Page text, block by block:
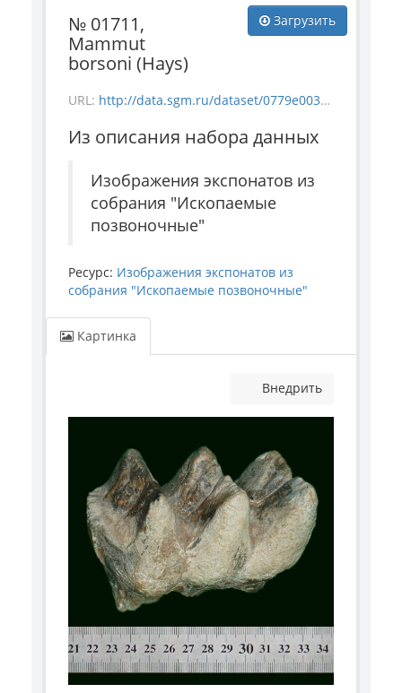
Загрузить
№ 01711,
Mammut
borsoni (Hays)
URL: http://data.sgm.ru/dataset/0779e003-a6be-4363-bd84-0ae696d3d0ba/resource/f48035c6-4b86-4646-a003-6551f200f16d/download/1711.jpg
Из описания набора данных
Изображения экспонатов из
собрания "Ископаемые
позвоночные"
Ресурс: Изображения экспонатов из
собрания "Ископаемые позвоночные"
Картинка
Внедрить